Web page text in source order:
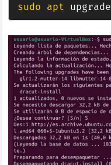
sudo apt upgrade